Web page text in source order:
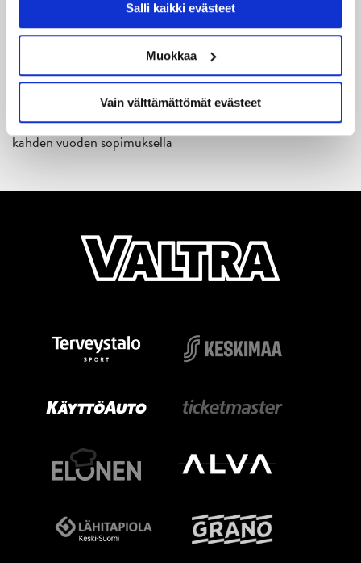
Salli kaikki evästeet
Muokkaa
Vain välttämättömät evästeet
Jaatinen ja Liljamo jatkosopimuksiin – JYPin ja KeuPa HT:n
Tuore Sveitsin mestari Juuso Arola JYP-puolustukseen
kahden vuoden sopimuksella